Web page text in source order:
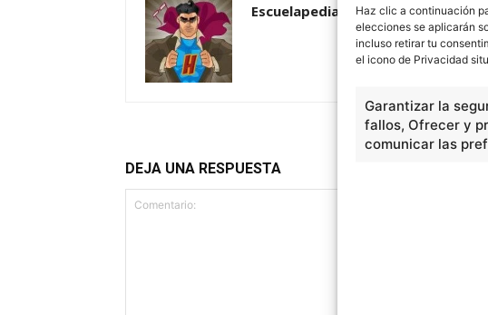
Haz clic a continuación
elecciones se aplicarán
incluso retirar tu
el icono de Privacidad
Garantizar la
fallos, Ofrecer y
comunicar las
Escuelapedia
DEJA UNA RESPUESTA